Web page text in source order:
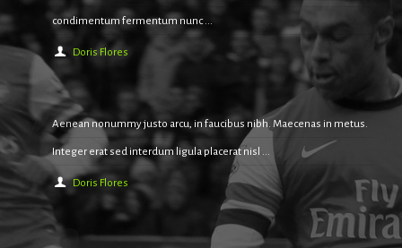
condimentum fermentum nunc ...
Doris Flores
Aenean nonummy justo arcu, in faucibus nibh. Maecenas in metus.
Integer erat sed interdum ligula placerat nisl ...
Doris Flores